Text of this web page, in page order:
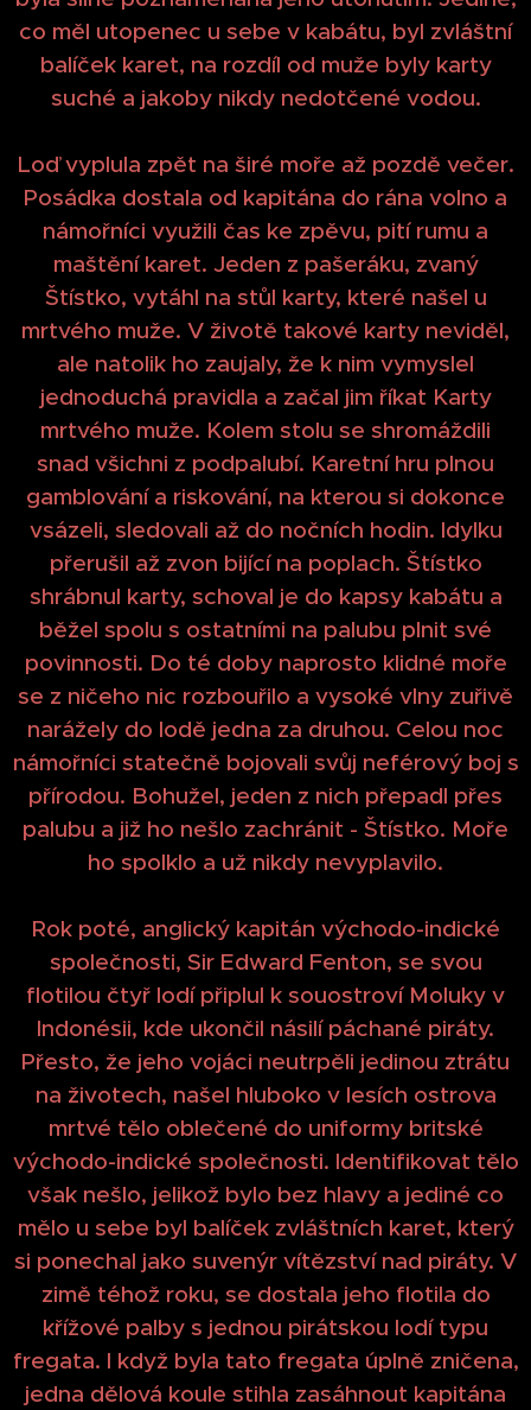
co měl utopenec u sebe v kabátu, byl zvláštní
balíček karet, na rozdíl od muže byly karty
suché a jakoby nikdy nedotčené vodou.
Loď vyplula zpět na širé moře až pozdě večer.
Posádka dostala od kapitána do rána volno a
námořníci využili čas ke zpěvu, pití rumu a
maštění karet. Jeden z pašeráku, zvaný
Štístko, vytáhl na stůl karty, které našel u
mrtvého muže. V životě takové karty neviděl,
ale natolik ho zaujaly, že k nim vymyslel
jednoduchá pravidla a začal jim říkat Karty
mrtvého muže. Kolem stolu se shromáždili
snad všichni z podpalubí. Karetní hru plnou
gamblování a riskování, na kterou si dokonce
vsázeli, sledovali až do nočních hodin. Idylku
přerušil až zvon bijící na poplach. Štístko
shrábnul karty, schoval je do kapsy kabátu a
běžel spolu s ostatními na palubu plnit své
povinnosti. Do té doby naprosto klidné moře
se z ničeho nic rozbouřilo a vysoké vlny zuřivě
narážely do lodě jedna za druhou. Celou noc
námořníci statečně bojovali svůj neférový boj s
přírodou. Bohužel, jeden z nich přepadl přes
palubu a již ho nešlo zachránit - Štístko. Moře
ho spolklo a už nikdy nevyplavilo.
Rok poté, anglický kapitán východo-indické
společnosti, Sir Edward Fenton, se svou
flotilou čtyř lodí připlul k souostroví Moluky v
Indonésii, kde ukončil násilí páchané piráty.
Přesto, že jeho vojáci neutrpěli jedinou ztrátu
na životech, našel hluboko v lesích ostrova
mrtvé tělo oblečené do uniformy britské
východo-indické společnosti. Identifikovat tělo
však nešlo, jelikož bylo bez hlavy a jediné co
mělo u sebe byl balíček zvláštních karet, který
si ponechal jako suvenýr vítězství nad piráty. V
zimě téhož roku, se dostala jeho flotila do
křížové palby s jednou pirátskou lodí typu
fregata. I když byla tato fregata úplně zničena,
jedna dělová koule stihla zasáhnout kapitána